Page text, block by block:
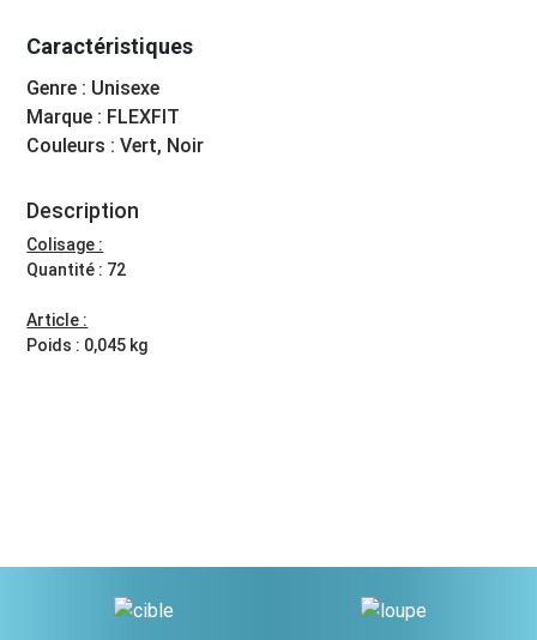
Caractéristiques
Genre : Unisexe
Marque : FLEXFIT
Couleurs : Vert, Noir
Description
Colisage :
Quantité : 72
Article :
Poids : 0,045 kg